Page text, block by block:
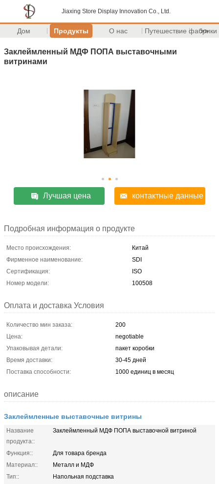
Jiaxing Store Display Innovation Co., Ltd.
Дом Продукты О нас Путешествие фабрики
>>
Заклеймленный МДФ ПОПА выставочными
витринами
Лучшая цена контактные данные
Подробная информация о продукте
Место происхождения:
Китай
Фирменное наименование:
SDI
Сертификация:
ISO
Номер модели:
100508
Оплата и доставка Условия
Количество мин заказа:
200
Цена:
negotiable
Упаковывая детали:
пакет коробки
Время доставки:
30-45 дней
Поставка способности:
1000 единиц в месяц
описание
Заклеймленные выставочные витрины
Название
продукта::
Заклеймленный МДФ ПОПА выставочной витриной
Функция::
Для товара бренда
Материал::
Металл и МДФ
Тип::
Напольная подставка